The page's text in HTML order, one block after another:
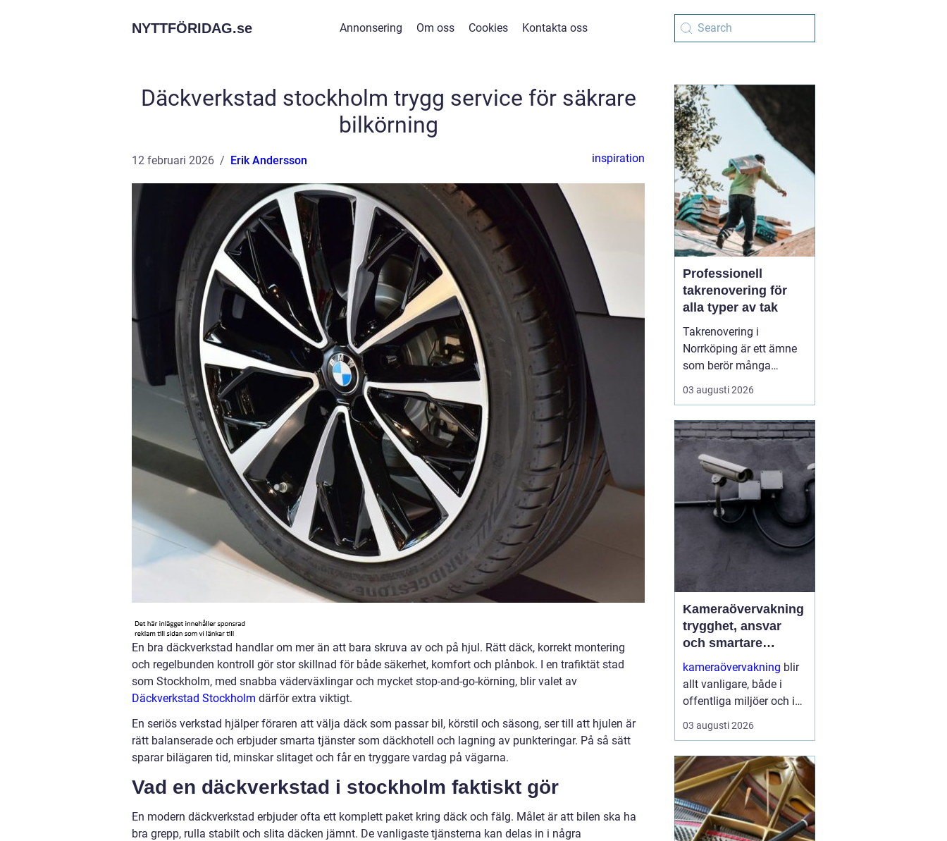
NYTTFÖRIDAG.se Annonsering Om oss Cookies Kontakta oss
Däckverkstad stockholm trygg service för säkrare
bilkörning
12 februari 2026 Erik Andersson inspiration
En bra däckverkstad handlar om mer än att bara skruva av och på hjul. Rätt däck, korrekt montering
och regelbunden kontroll gör stor skillnad för både säkerhet, komfort och plånbok. I en trafiktät stad
som Stockholm, med snabba väderväxlingar och mycket stop-and-go-körning, blir valet av
Däckverkstad Stockholm därför extra viktigt.
En seriös verkstad hjälper föraren att välja däck som passar bil, körstil och säsong, ser till att hjulen är
rätt balanserade och erbjuder smarta tjänster som däckhotell och lagning av punkteringar. På så sätt
sparar bilägaren tid, minskar slitaget och får en tryggare vardag på vägarna.
Vad en däckverkstad i stockholm faktiskt gör
En modern däckverkstad erbjuder ofta ett komplett paket kring däck och fälg. Målet är att bilen ska ha
bra grepp, rulla stabilt och slita däcken jämnt. De vanligaste tjänsterna kan delas in i några
Professionell
takrenovering för
alla typer av tak
Takrenovering i
Norrköping är ett ämne
som berör många
husägare som vill
skydda sina fastigheter
onödigt höga
energikostnader. Ett
välmående tak ger
längre livslängd p&a...
03 augusti 2026
Kameraövervakning
trygghet, ansvar
och smartare
säkerhet
kameraövervakning blir
allt vanligare, både i
offentliga miljöer och i
privata hem. Tekniken
utvecklas snabbt,
möjligheterna ökar.
Samtidigt växer kraven
på ...
03 augusti 2026